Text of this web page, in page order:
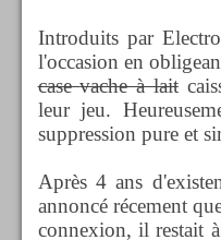
Introduits par
l'occasion en
casevache à lait
leur jeu.
suppression pure et
Après 4 ans
annoncé récement
connexion, il restait